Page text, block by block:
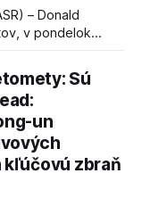
– Donald
v pondelok
v Gaze. Agentúra
že Izrael plní
Sú
un
kľúčovú zbraň